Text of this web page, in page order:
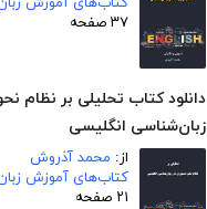
۳۷ صفحه
دانلود کتاب تحلیلی بر نظام
زبان‌شناسی انگلیسی
از: محمد آذروش
کتاب‌های آموزش
۲۱ صفحه